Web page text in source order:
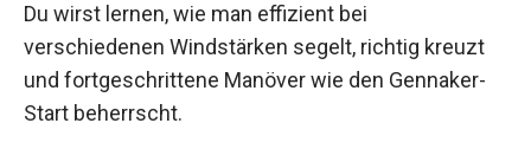
Du wirst lernen, wie man effizient bei
verschiedenen Windstärken segelt, richtig kreuzt
und fortgeschrittene Manöver wie den Gennaker-
Start beherrscht.